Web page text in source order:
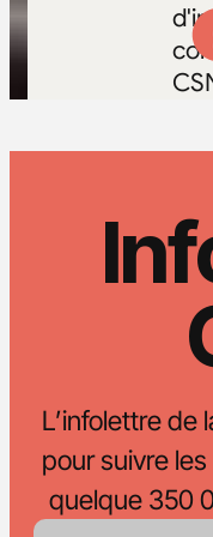
L’infolettre de
pour suivre
quelque 350